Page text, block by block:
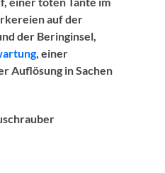
auf der
der Beringinsel,
, einer
Auflösung in Sachen